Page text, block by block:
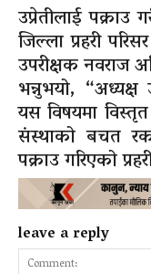
उप्रेतीलाई पक्राउ
जिल्ला प्रहरी
उपरीक्षक नवराज
भन्नुभयो, “अध्यक्ष
यस विषयमा
संस्थाको बचत
पक्राउ गरिएको
leave a reply